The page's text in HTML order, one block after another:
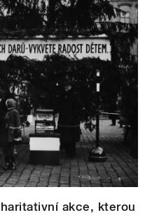
akce, kterou